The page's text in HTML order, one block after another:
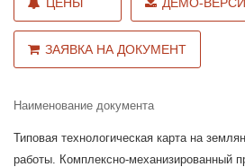
ЗАЯВКА НА ДОКУМЕНТ
Наименование документа
Типовая технологическая карта на
работы. Комплексно-механизированный